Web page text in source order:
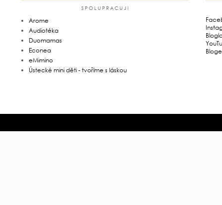
SPOLUPRACUJI
Arome
Audiotéka
Duomamas
Econea
eMimino
Ústecké mini děti - tvoříme s láskou